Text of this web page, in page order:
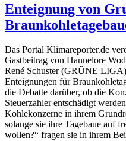
Enteignung von
Das Portal Klimareporter.de
Gastbeitrag von Hannelore
René Schuster (GRÜNE
Enteignungen für
die Debatte darüber, ob die
Steuerzahler entschädigt
Kohlekonzerne in ihrem
solange sie ihre Tagebaue auf
wollen?“ fragen sie in ihrem